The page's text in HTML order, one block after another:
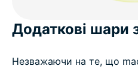
Додаткові шари
Незважаючи на те, що